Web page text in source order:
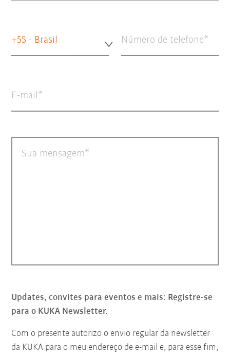
+55 - Brasil Número de telefone
E-mail
Sua mensagem
Updates, convites para eventos e mais: Registre-se
para o KUKA Newsletter.
Com o presente autorizo o envio regular da newsletter
da KUKA para o meu endereço de e-mail e, para esse fim,